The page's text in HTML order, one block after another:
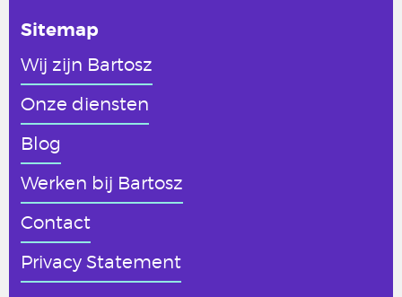
Sitemap
Wij zijn Bartosz
Onze diensten
Blog
Werken bij Bartosz
Contact
Privacy Statement